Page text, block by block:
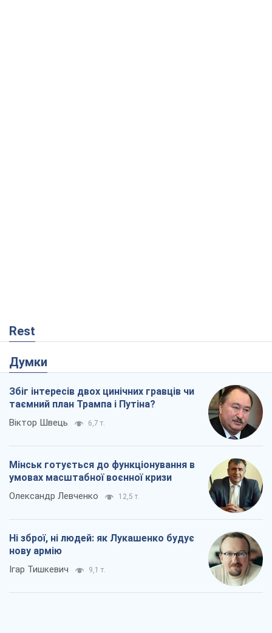
Rest
Думки
Збіг інтересів двох цинічних гравців чи
таємний план Трампа і Путіна?
Віктор Швець 6,7 т.
Мінськ готується до функціонування в
умовах масштабної воєнної кризи
Олександр Левченко 12,5 т.
Ні зброї, ні людей: як Лукашенко будує
нову армію
Ігар Тишкевич 9,1 т.